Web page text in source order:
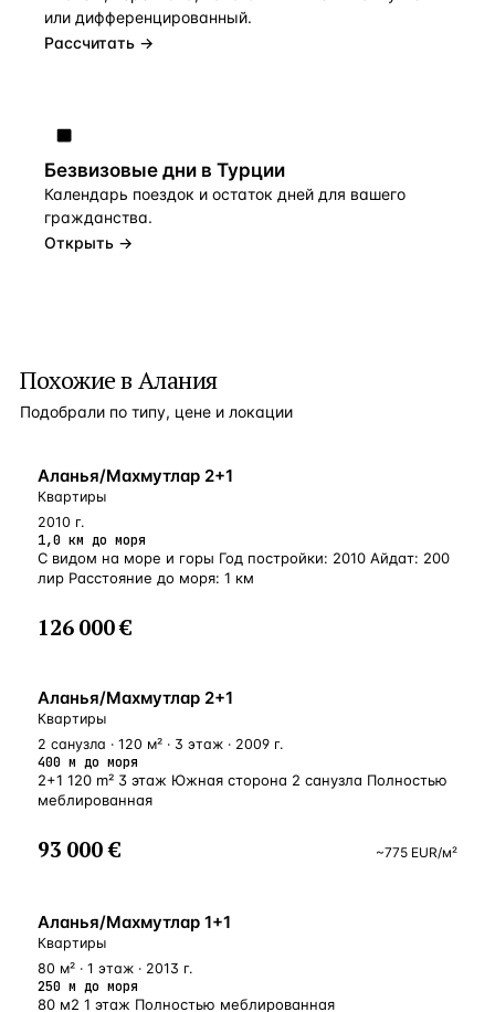
или дифференцированный.
Рассчитать →
Безвизовые дни в Турции
Календарь поездок и остаток дней для вашего
гражданства.
Открыть →
Похожие в Алания
Подобрали по типу, цене и локации
БЛИЗКО К МОРЮ
Аланья/Махмутлар 2+1
Квартиры
2010 г.
1,0 км до моря
С видом на море и горы Год постройки: 2010 Айдат: 200
лир Расстояние до моря: 1 км
126 000 €
У МОРЯ
Аланья/Махмутлар 2+1
Квартиры
2 санузла · 120 м² · 3 этаж · 2009 г.
400 м до моря
2+1 120 m² 3 этаж Южная сторона 2 санузла Полностью
меблированная
93 000 € ~775 EUR/м²
У МОРЯ
Аланья/Махмутлар 1+1
Квартиры
80 м² · 1 этаж · 2013 г.
250 м до моря
80 м2 1 этаж Полностью меблированная